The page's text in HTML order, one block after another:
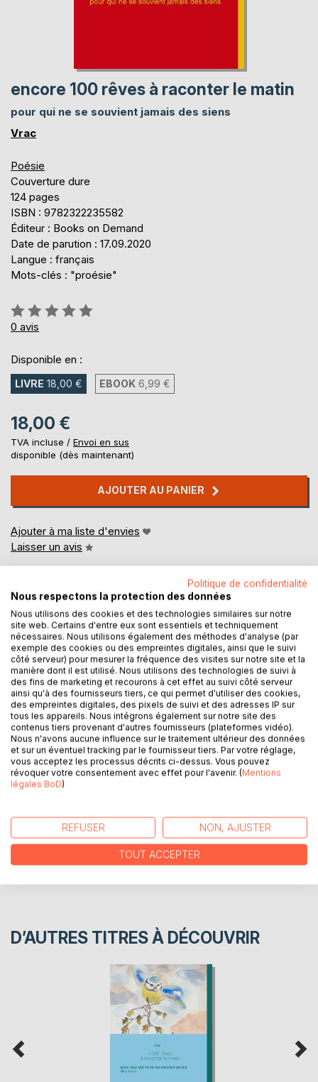
encore 100 rêves à raconter le matin
pour qui ne se souvient jamais des siens
Vrac
Poésie
Couverture dure
124 pages
ISBN : 9782322235582
Éditeur : Books on Demand
Date de parution : 17.09.2020
Langue : français
Mots-clés : "proésie"
Évaluation:
0%
0 avis
Disponible en :
LIVRE 18,00 € EBOOK 6,99 €
18,00 €
TVA incluse / Envoi en sus
disponible (dès maintenant)
AJOUTER AU PANIER
Ajouter à ma liste d'envies
Laisser un avis
DESCRIPTION
De nouveaux poèmes ou textes poétiques, inspirés par
des paysages réels ou imaginaires, ou des aventures
intérieures
AUTEUR(S)
AVIS
D’AUTRES TITRES À DÉCOUVRIR
Politique de confidentialité
Nous respectons la protection des données
Nous utilisons des cookies et des technologies similaires sur notre
site web. Certains d'entre eux sont essentiels et techniquement
nécessaires. Nous utilisons également des méthodes d'analyse (par
exemple des cookies ou des empreintes digitales, ainsi que le suivi
côté serveur) pour mesurer la fréquence des visites sur notre site et la
manière dont il est utilisé. Nous utilisons des technologies de suivi à
des fins de marketing et recourons à cet effet au suivi côté serveur
ainsi qu'à des fournisseurs tiers, ce qui permet d'utiliser des cookies,
des empreintes digitales, des pixels de suivi et des adresses IP sur
tous les appareils. Nous intégrons également sur notre site des
contenus tiers provenant d'autres fournisseurs (plateformes vidéo).
Nous n'avons aucune influence sur le traitement ultérieur des données
et sur un éventuel tracking par le fournisseur tiers. Par votre réglage,
vous acceptez les processus décrits ci-dessus. Vous pouvez
révoquer votre consentement avec effet pour l'avenir. (Mentions
légales BoD)
REFUSER NON, AJUSTER
TOUT ACCEPTER